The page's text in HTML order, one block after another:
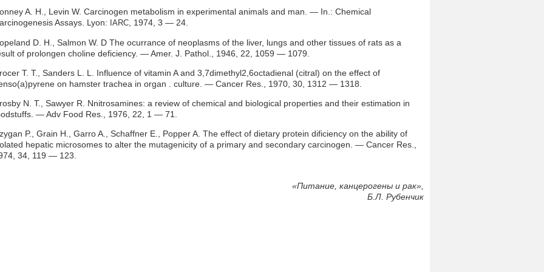
A. H., Levin W. Carcinogen metabolism in experimental animals and man. — In.: Chemical
Assays. Lyon:
IARC , 1974, 3 — 24.
D. H., Salmon W. D The ocurrance of neoplasms of the liver, lungs and other tissues of rats as a
of prolongen choline deficiency. — Amer. J. Pathol., 1946, 22, 1059 — 1079.
Т. Т., Sanders L. L. Influence of vitamin A and 3,7dimethyl2,6octadienal (citral) on the effect of
on hamster trachea in organ . culture. — Cancer Res., 1970, 30, 1312 — 1318.
N. Т., Sawyer R. Nnitrosamines: a review of chemical and biological properties and their estimation in
— Adv Food Res., 1976, 22, 1 — 71.
P., Grain H., Garro A., Schaffner E., Popper A. The effect of dietary protein dificiency on the ability of
hepatic microsomes to alter the mutagenicity of a primary and secondary carcinogen. — Cancer Res.,
34, 119 — 123.
«Питание, канцерогены и рак»,
Б.Л. Рубенчик